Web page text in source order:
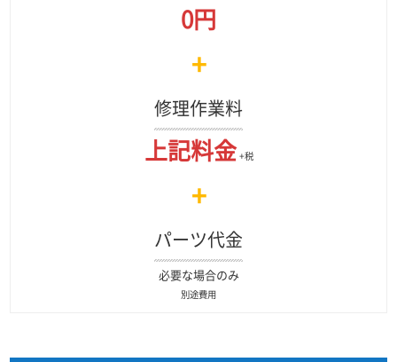
0円
+
修理作業料
上記料金 +税
+
パーツ代金
必要な場合のみ
別途費用